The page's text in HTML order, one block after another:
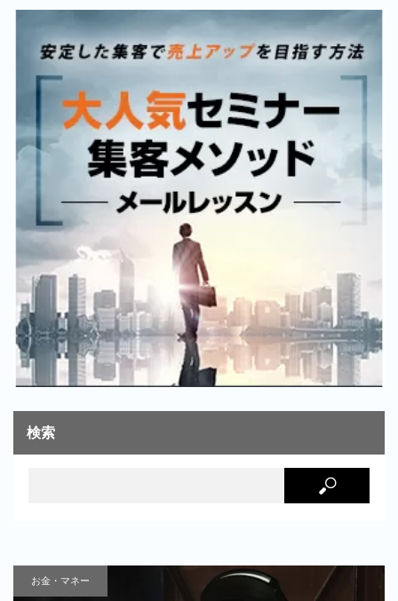
検索
お金・マネー